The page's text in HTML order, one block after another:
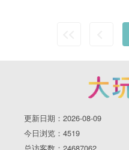
更新日期：2026-08-09
今日浏览：4519